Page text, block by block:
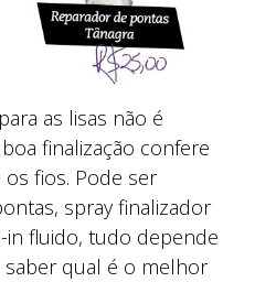
as lisas não é
finalização confere
fios. Pode ser
spray finalizador
in fluido, tudo depende
saber qual é o melhor